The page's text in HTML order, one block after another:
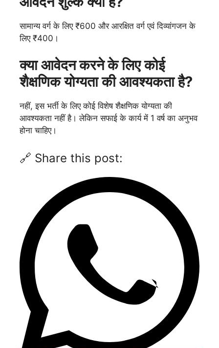
सामान्य वर्ग के लिए ₹600 और आरक्षित वर्ग एवं दिव्यांगजन के
लिए ₹400।
क्या आवेदन करने के लिए कोई
शैक्षणिक योग्यता की आवश्यकता है?
नहीं, इस भर्ती के लिए कोई विशेष शैक्षणिक योग्यता की
आवश्यकता नहीं है। लेकिन सफाई के कार्य में 1 वर्ष का अनुभव
होना चाहिए।
🔗 Share this post: